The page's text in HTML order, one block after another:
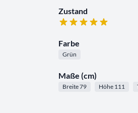
Zustand
Farbe
Grün
Maße (cm)
Breite 79 Höhe 111